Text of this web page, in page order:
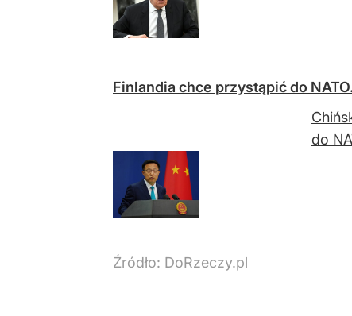
Finlandia chce przystąpić do
do
Źródło: DoRzeczy.pl